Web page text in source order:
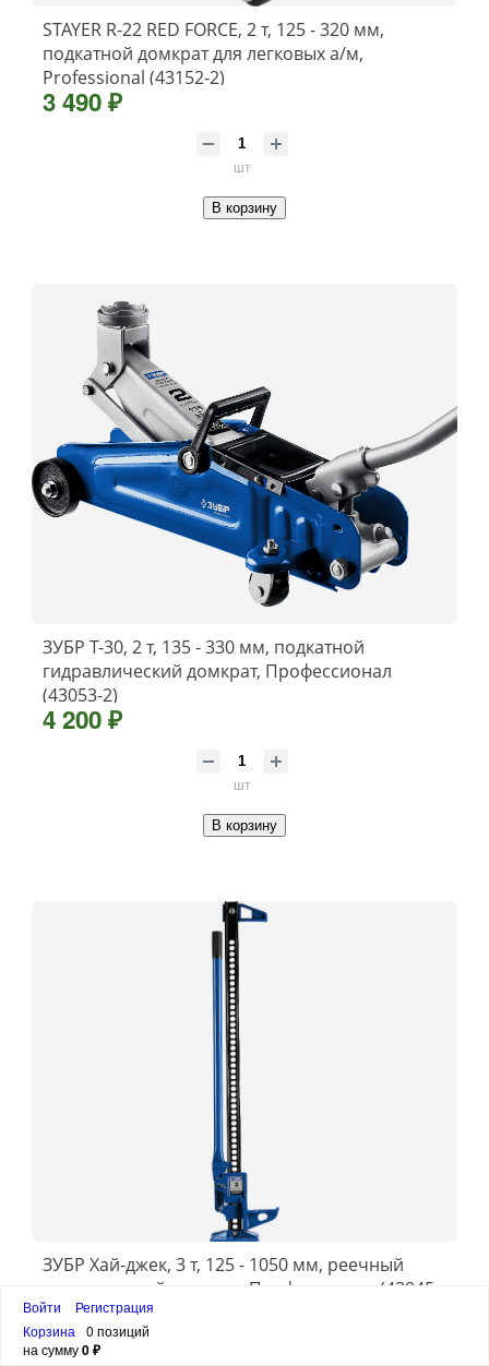
STAYER R-22 RED FORCE, 2 т, 125 - 320 мм,
подкатной домкрат для легковых а/м,
Professional (43152-2)
3 490 ₽
шт
В корзину
ЗУБР Т-30, 2 т, 135 - 330 мм, подкатной
гидравлический домкрат, Профессионал
(43053-2)
4 200 ₽
шт
В корзину
ЗУБР Хай-джек, 3 т, 125 - 1050 мм, реечный
механический домкрат, Профессионал (43045-
3-110)
8 600 ₽
Войти
Регистрация
Корзина
0 позиций
на сумму0 ₽